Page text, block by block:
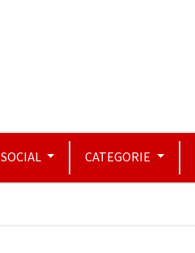
SOCIAL CATEGORIE